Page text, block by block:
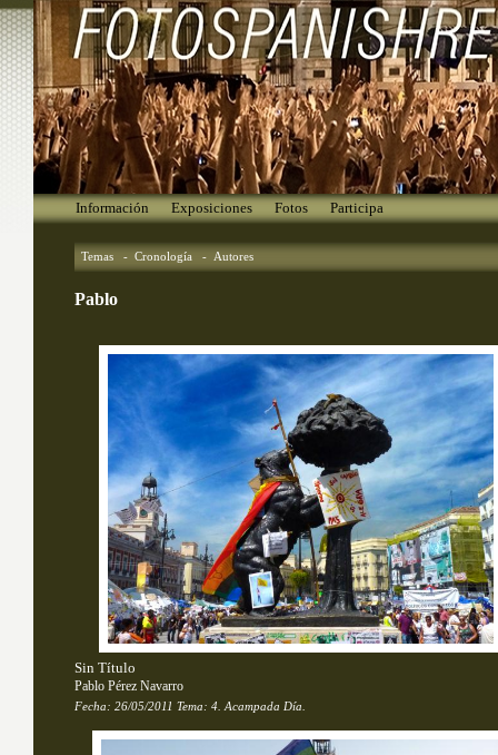
Información Exposiciones Fotos Participa
Temas - Cronología - Autores
Pablo
Sin Título
Pablo Pérez Navarro
Fecha: 26/05/2011 Tema: 4. Acampada Día.